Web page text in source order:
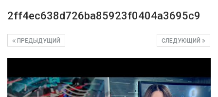
2ff4ec638d726ba85923f0404a3695c9
СЛЕДУЮЩИЙ
ПРЕДЫДУЩИЙ